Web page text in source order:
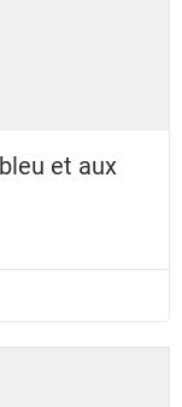
et aux